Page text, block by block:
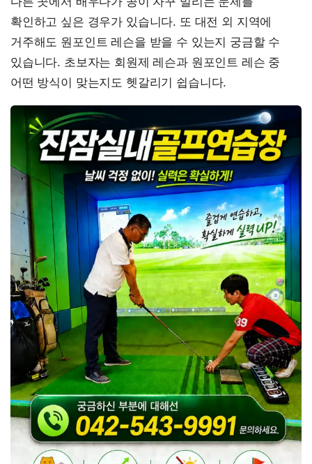
확인하고 싶은 경우가 있습니다. 또 대전 외 지역에
거주해도 원포인트 레슨을 받을 수 있는지 궁금할 수
있습니다. 초보자는 회원제 레슨과 원포인트 레슨 중
어떤 방식이 맞는지도 헷갈리기 쉽습니다.